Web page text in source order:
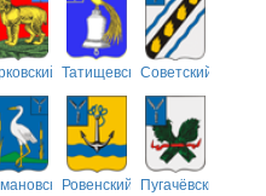
ТатищевскийСоветский
Ровенский Пугачёвский